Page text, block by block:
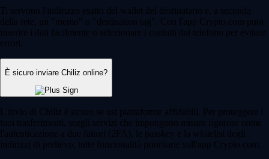
Ti servono l'indirizzo esatto del wallet del destinatario e, a seconda
della rete, un "memo" o "destination tag". Con l'app Crypto.com puoi
inserire i dati facilmente o selezionare i contatti dal telefono per evitare
errori.
È sicuro inviare Chiliz online?
L'invio di Chiliz è sicuro se usi piattaforme affidabili. Per proteggere i
tuoi trasferimenti, scegli servizi che impongono misure rigorose come
l'autenticazione a due fattori (2FA), le passkey e la whitelist degli
indirizzi di prelievo, tutte funzionalità prioritarie sull'app Crypto.com.